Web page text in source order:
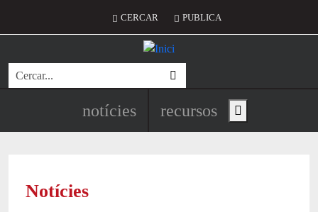
Menú del compte d'usuari
CERCAR PUBLICA
Cerca
Navegació principal de
notícies recursos Show main menu
Notícies